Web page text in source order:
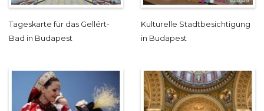
Tageskarte für das Gellért-
Bad in Budapest
Kulturelle Stadtbesichtigung
in Budapest